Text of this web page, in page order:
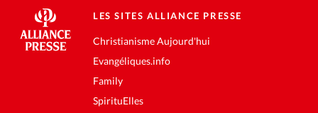
LES SITES ALLIANCE PRESSE
Christianisme Aujourd'hui
Evangéliques.info
Family
SpirituElles